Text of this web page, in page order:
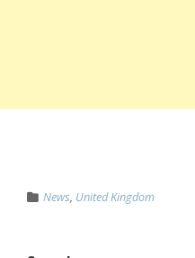
News, United Kingdom